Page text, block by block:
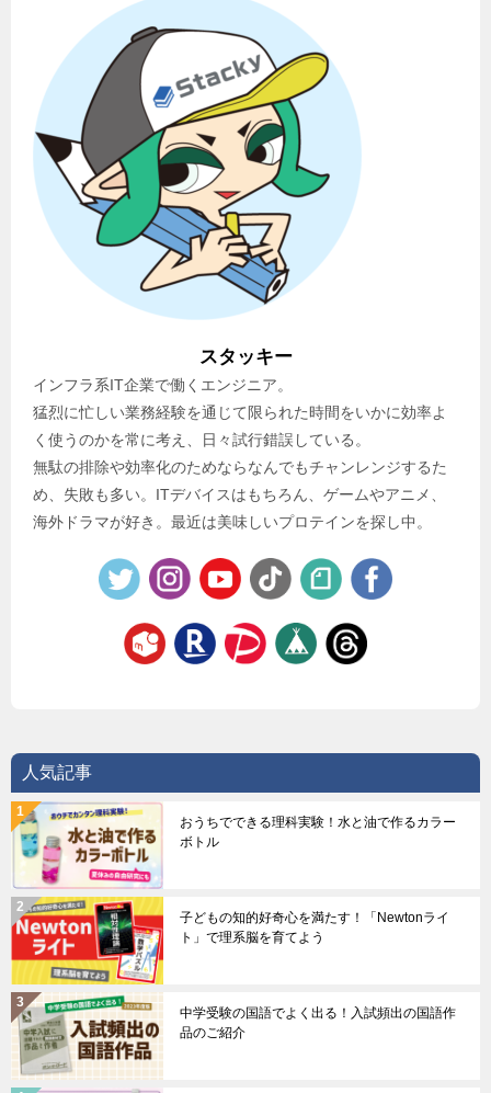
スタッキー
インフラ系IT企業で働くエンジニア。
猛烈に忙しい業務経験を通じて限られた時間をいかに効率よ
く使うのかを常に考え、日々試行錯誤している。
無駄の排除や効率化のためならなんでもチャンレンジするた
め、失敗も多い。ITデバイスはもちろん、ゲームやアニメ、
海外ドラマが好き。最近は美味しいプロテインを探し中。
人気記事
おうちでできる理科実験！水と油で作るカラー
ボトル
子どもの知的好奇心を満たす！「Newtonライ
ト」で理系脳を育てよう
中学受験の国語でよく出る！入試頻出の国語作
品のご紹介